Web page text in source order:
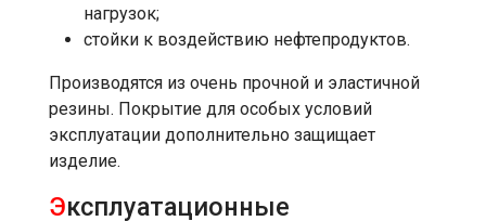
нагрузок;
стойки к воздействию нефтепродуктов.
Производятся из очень прочной и эластичной
резины. Покрытие для особых условий
эксплуатации дополнительно защищает
изделие.
Эксплуатационные